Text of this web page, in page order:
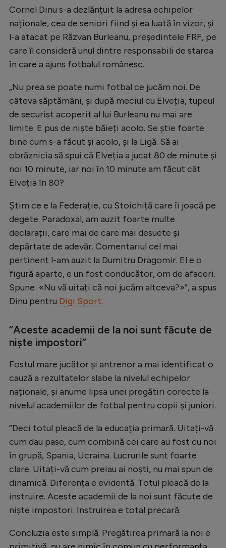
Auto
Rugby
Ciclism
Alte sporturi
JO 2024
JO 2026
Intră în cont
Cornel Dinu s-a dezlănțuit la adresa echipelor
naționale, cea de seniori fiind și ea luată în vizor, și
l-a atacat pe Răzvan Burleanu, președintele FRF, pe
care îl consideră unul dintre responsabili de starea
în care a ajuns fotbalul românesc.
„Nu prea se poate numi fotbal ce jucăm noi. De
câteva săptămâni, și după meciul cu Elveția, tupeul
de securist acoperit al lui Burleanu nu mai are
limite. E pus de niște băieți acolo. Se știe foarte
bine cum s-a făcut și acolo, și la Ligă. Să ai
obrăznicia să spui că Elveția a jucat 80 de minute și
noi 10 minute, iar noi în 10 minute am făcut cât
Elveția în 80?
Știm ce e la Federație, cu Stoichiță care îi joacă pe
degete. Paradoxal, am auzit foarte multe
declarații, care mai de care mai desuete și
depărtate de adevăr. Comentariul cel mai
pertinent l-am auzit la Dumitru Dragomir. El e o
figură aparte, e un fost conducător, om de afaceri.
Spune: «Nu vă uitați că noi jucăm altceva?»”, a spus
Dinu pentru Digi Sport.
”Aceste academii de la noi sunt făcute de
niște impostori”
Fostul mare jucător și antrenor a mai identificat o
cauză a rezultatelor slabe la nivelul echipelor
naționale, și anume lipsa unei pregătiri corecte la
nivelul academiilor de fotbal pentru copii și juniori.
”Deci totul pleacă de la educația primară. Uitați-vă
cum dau pase, cum combină cei care au fost cu noi
în grupă, Spania, Ucraina. Lucrurile sunt foarte
clare. Uitați-vă cum preiau ai noști, nu mai spun de
dinamică. Diferența e evidentă. Totul pleacă de la
instruire. Aceste academii de la noi sunt făcute de
niște impostori. Instruirea e total precară.
Concluzia este simplă. Pregătirea primară la noi e